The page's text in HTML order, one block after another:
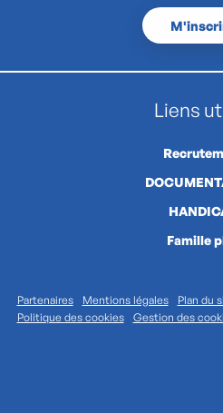
Liens
Famille
Partenaires Mentions légales Plan du
Politique des cookies
Gestion des